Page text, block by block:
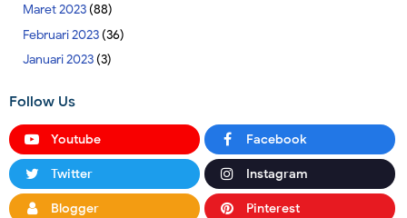
Maret 2023(88)
Februari 2023(36)
Januari 2023(3)
Follow Us
Youtube Facebook
Twitter Instagram
Blogger Pinterest